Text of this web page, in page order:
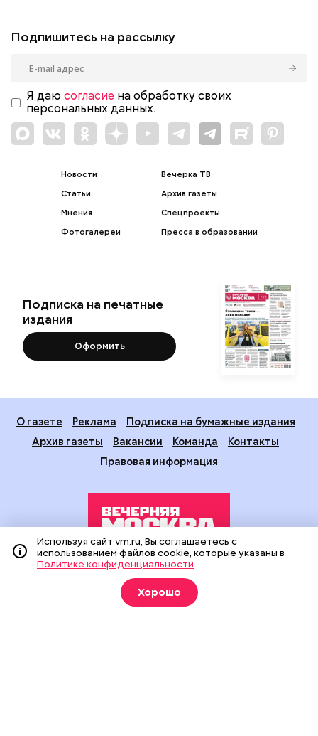
Подпишитесь на рассылку
Я даю согласие на обработку своих
персональных данных.
Новости
Статьи
Мнения
Фотогалереи
Вечерка ТВ
Архив газеты
Спецпроекты
Пресса в образовании
Подписка на печатные
издания
Оформить
О газете Реклама
Подписка на бумажные издания
Архив газеты
Вакансии Команда
Контакты
Правовая информация
Издание создано при финансовой поддержке Департамента
средств массовой информации и рекламы города Москвы.
На сайте применяются рекомендательные технологии
(информационные технологии предоставления информации
Используя сайт vm.ru, Вы соглашаетесь с
использованием файлов cookie, которые указаны в
Политике конфиденциальности
Хорошо